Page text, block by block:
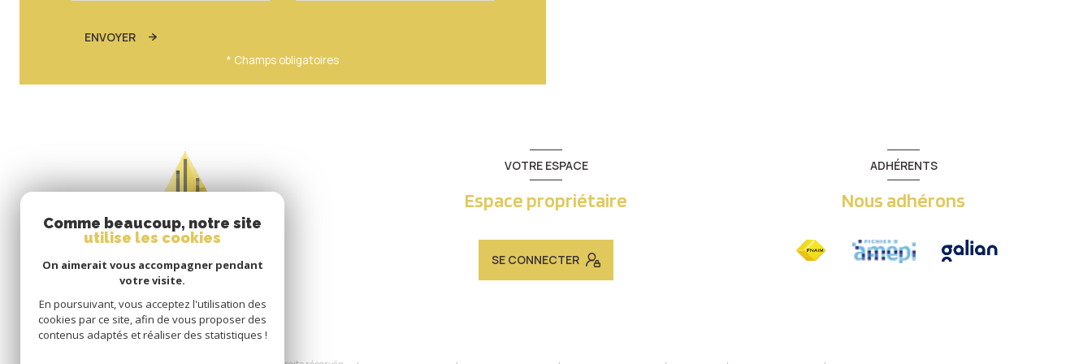
ENVOYER
* Champs obligatoires
VOTRE ESPACE
Espace propriétaire
SE CONNECTER
ADHÉRENTS
Nous adhérons
Comme beaucoup, notre site
utilise les cookies
On aimerait vous accompagner pendant
votre visite.
En poursuivant, vous acceptez l'utilisation des
cookies par ce site, afin de vous proposer des
contenus adaptés et réaliser des statistiques !